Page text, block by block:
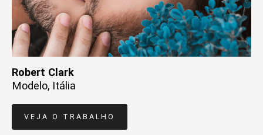
Robert Clark
Modelo, Itália
VEJA O TRABALHO